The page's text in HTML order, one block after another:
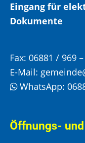
Eingang für
Dokumente
Fax: 06881 / 969
E-Mail:
WhatsApp:
Öffnungs-